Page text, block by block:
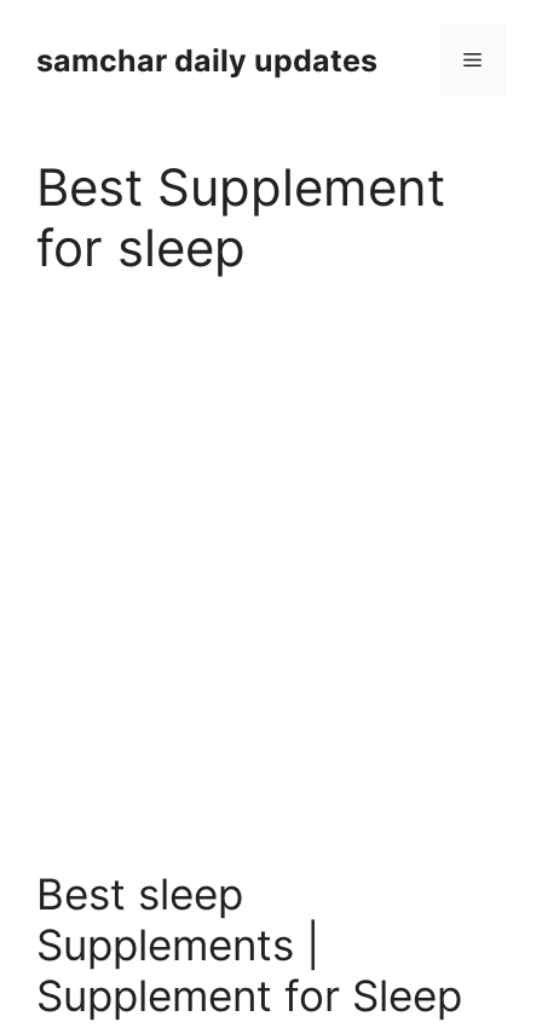
contentsamchar daily updates Menu
Best Supplement
for sleep
Best sleep
Supplements |
Supplement for Sleep